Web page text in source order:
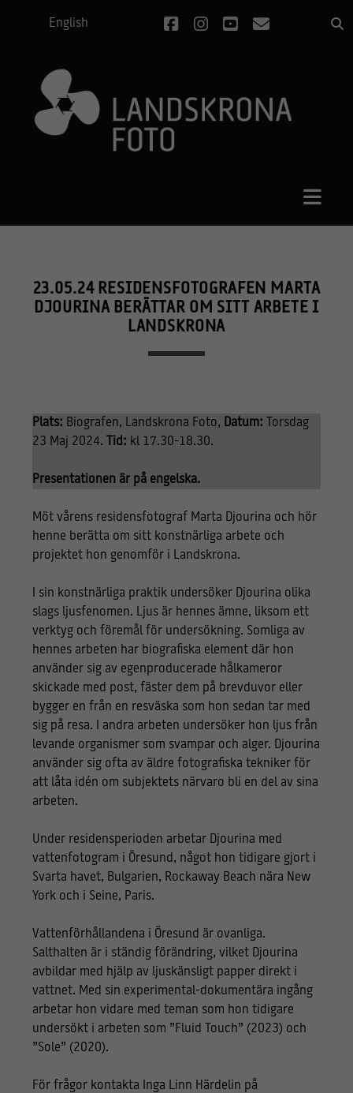
English facebook
instagram
youtube
e-
23.05.24 RESIDENSFOTOGRAFEN MARTA
DJOURINA BERÄTTAR OM SITT ARBETE I
LANDSKRONA
Plats: Biografen, Landskrona Foto, Datum:
Torsdag
23 Maj 2024.
Tid: kl 17.30-18.30.
Presentationen är på engelska.
Möt vårens residensfotograf Marta Djourina och hör
henne berätta om sitt konstnärliga arbete och
projektet hon genomför i Landskrona.
I sin konstnärliga praktik undersöker Djourina olika
slags ljusfenomen. Ljus är hennes ämne, liksom ett
verktyg och föremål för undersökning. Somliga av
hennes arbeten har biografiska element där hon
använder sig av egenproducerade hålkameror
skickade med post, fäster dem på brevduvor eller
bygger en från en resväska som hon sedan tar med
sig på resa. I andra arbeten undersöker hon ljus från
levande organismer som svampar och alger. Djourina
använder sig ofta av äldre fotografiska tekniker för
att låta idén om subjektets närvaro bli en del av sina
arbeten.
Under residensperioden arbetar Djourina med
vattenfotogram i Öresund, något hon tidigare gjort i
Svarta havet, Bulgarien, Rockaway Beach nära New
York och i Seine, Paris.
Vattenförhållandena i Öresund är ovanliga.
Salthalten är i ständig förändring, vilket Djourina
avbildar med hjälp av ljuskänsligt papper direkt i
vattnet. Med sin experimental-dokumentära ingång
arbetar hon vidare med teman som hon tidigare
undersökt i arbeten som ”Fluid Touch” (2023) och
”Sole” (2020).
För frågor kontakta Inga Linn Härdelin på